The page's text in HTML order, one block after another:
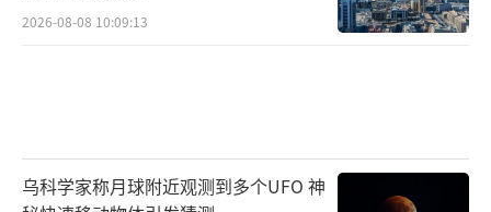
2026-08-08 10:09:13
乌科学家称月球附近观测到多个UFO 神